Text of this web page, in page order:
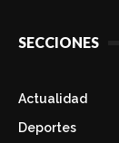
SECCIONES
Actualidad
Deportes